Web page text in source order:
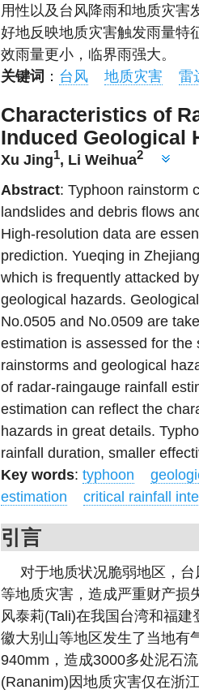
用性以及台风降雨和地质灾害
好地反映地质灾害触发雨量特
效雨量更小，临界雨强大。
关键词 ： 台风 地质灾害 雷
Characteristics of
Induced Geological
Xu Jing1, Li Weihua2
Abstract: Typhoon rainstorm
landslides and debris flows
High-resolution data are
prediction. Yueqing in
which is frequently attacked
geological hazards.
No.0505 and No.0509 are
estimation is assessed for
rainstorms and geological
of radar-raingauge rainfall
estimation can reflect the
hazards in great details.
rainfall duration, smaller
Key words: typhoon
estimation
critical rainfall
引言
对于地质状况脆弱地区，
等地质灾害，造成严重财产
风泰莉(Tali)在我国台湾和福
徽大别山等地区发生了当地有
940mm，造成3000多处泥石
(Rananim)因地质灾害仅在浙